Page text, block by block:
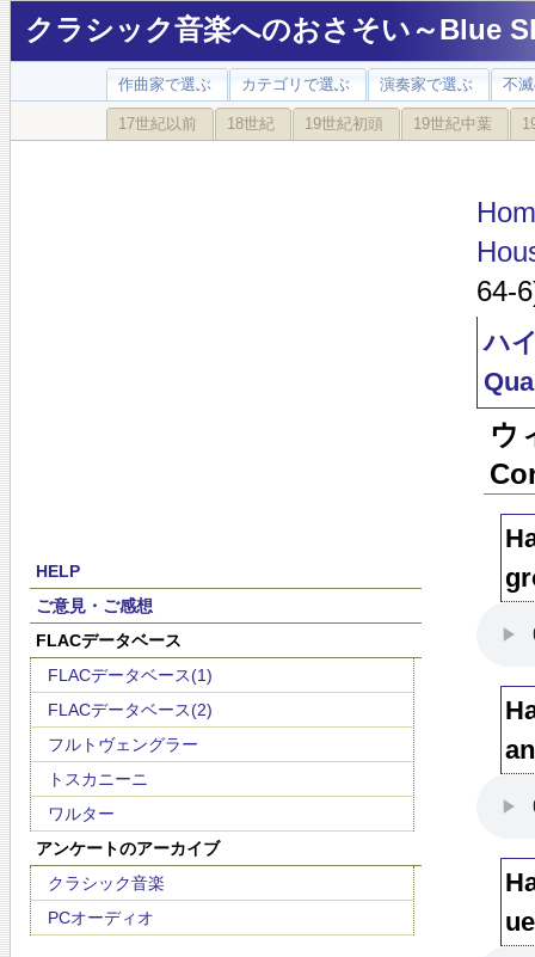
クラシック音楽へのおさそい～Blue
作曲家で選ぶ カテゴリで選ぶ 演奏家で選ぶ 不
17世紀以前 18世紀 19世紀初頭 19世紀中葉
HELP
ご意見・ご感想
FLACデータベース
FLACデータベース(1)
FLACデータベース(2)
フルトヴェングラー
トスカニーニ
ワルター
アンケートのアーカイブ
クラシック音楽
PCオーディオ
64-
ハ
ウ